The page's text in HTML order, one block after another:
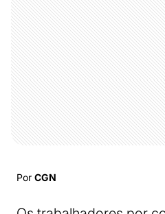
Por CGN